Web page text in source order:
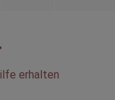
erhalten